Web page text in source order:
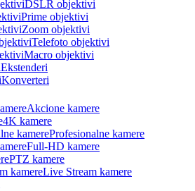
DSLR objektivi
Prime objektivi
Zoom objektivi
Telefoto objektivi
Macro objektivi
Ekstenderi
Konverteri
Akcione kamere
4K kamere
Profesionalne kamere
Full-HD kamere
PTZ kamere
Live Stream kamere